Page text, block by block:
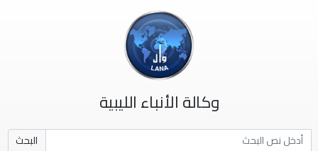
وكالة الأنباء الليبية
البحث